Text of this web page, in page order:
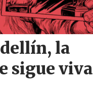
la
sigue viva